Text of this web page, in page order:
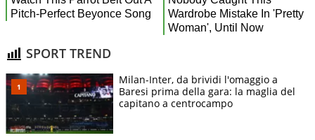
SPORT TREND
Milan-Inter, da brividi l'omaggio a
Baresi prima della gara: la maglia del
capitano a centrocampo